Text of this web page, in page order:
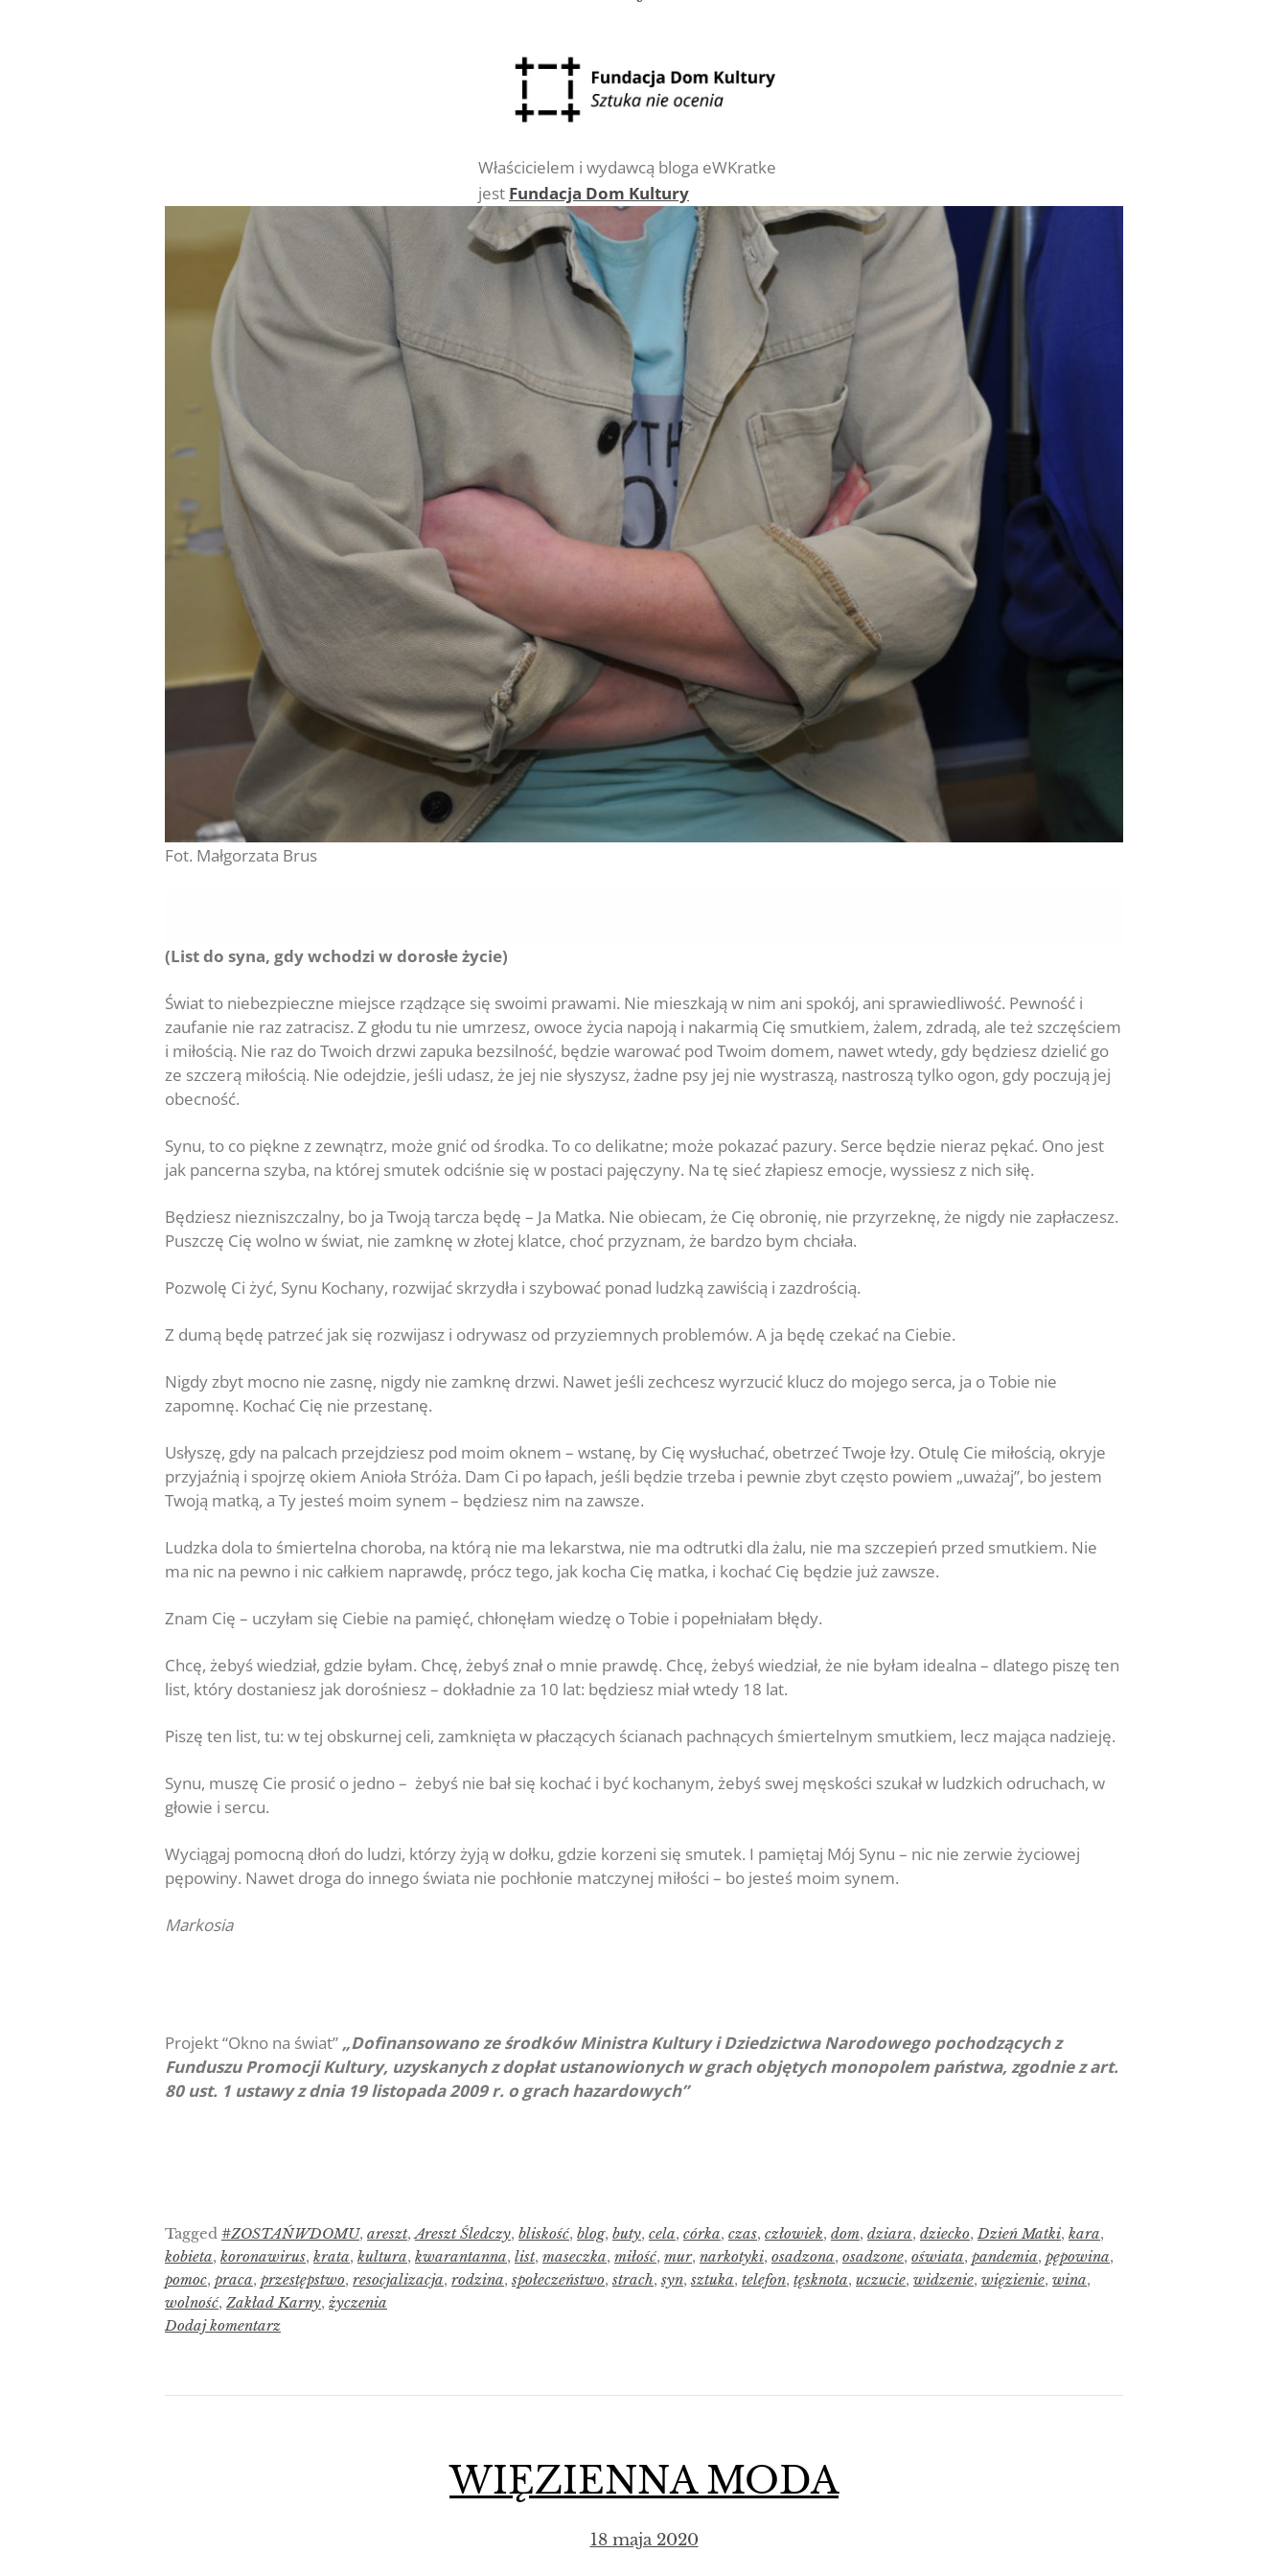
Właścicielem i wydawcą bloga eWKratke
jest Fundacja Dom Kultury
Fot. Małgorzata Brus
(List do syna, gdy wchodzi w dorosłe życie)
Świat to niebezpieczne miejsce rządzące się swoimi prawami. Nie mieszkają w nim ani spokój, ani sprawiedliwość. Pewność i
zaufanie nie raz zatracisz. Z głodu tu nie umrzesz, owoce życia napoją i nakarmią Cię smutkiem, żalem, zdradą, ale też szczęściem
i miłością. Nie raz do Twoich drzwi zapuka bezsilność, będzie warować pod Twoim domem, nawet wtedy, gdy będziesz dzielić go
ze szczerą miłością. Nie odejdzie, jeśli udasz, że jej nie słyszysz, żadne psy jej nie wystraszą, nastroszą tylko ogon, gdy poczują jej
obecność.
Synu, to co piękne z zewnątrz, może gnić od środka. To co delikatne; może pokazać pazury. Serce będzie nieraz pękać. Ono jest
jak pancerna szyba, na której smutek odciśnie się w postaci pajęczyny. Na tę sieć złapiesz emocje, wyssiesz z nich siłę.
Będziesz niezniszczalny, bo ja Twoją tarcza będę – Ja Matka. Nie obiecam, że Cię obronię, nie przyrzeknę, że nigdy nie zapłaczesz.
Puszczę Cię wolno w świat, nie zamknę w złotej klatce, choć przyznam, że bardzo bym chciała.
Pozwolę Ci żyć, Synu Kochany, rozwijać skrzydła i szybować ponad ludzką zawiścią i zazdrością.
Z dumą będę patrzeć jak się rozwijasz i odrywasz od przyziemnych problemów. A ja będę czekać na Ciebie.
Nigdy zbyt mocno nie zasnę, nigdy nie zamknę drzwi. Nawet jeśli zechcesz wyrzucić klucz do mojego serca, ja o Tobie nie
zapomnę. Kochać Cię nie przestanę.
Usłyszę, gdy na palcach przejdziesz pod moim oknem – wstanę, by Cię wysłuchać, obetrzeć Twoje łzy. Otulę Cie miłością, okryje
przyjaźnią i spojrzę okiem Anioła Stróża. Dam Ci po łapach, jeśli będzie trzeba i pewnie zbyt często powiem „uważaj”, bo jestem
Twoją matką, a Ty jesteś moim synem – będziesz nim na zawsze.
Ludzka dola to śmiertelna choroba, na którą nie ma lekarstwa, nie ma odtrutki dla żalu, nie ma szczepień przed smutkiem. Nie
ma nic na pewno i nic całkiem naprawdę, prócz tego, jak kocha Cię matka, i kochać Cię będzie już zawsze.
Znam Cię – uczyłam się Ciebie na pamięć, chłonęłam wiedzę o Tobie i popełniałam błędy.
Chcę, żebyś wiedział, gdzie byłam. Chcę, żebyś znał o mnie prawdę. Chcę, żebyś wiedział, że nie byłam idealna – dlatego piszę ten
list, który dostaniesz jak dorośniesz – dokładnie za 10 lat: będziesz miał wtedy 18 lat.
Piszę ten list, tu: w tej obskurnej celi, zamknięta w płaczących ścianach pachnących śmiertelnym smutkiem, lecz mająca nadzieję.
Synu, muszę Cie prosić o jedno – żebyś nie bał się kochać i być kochanym, żebyś swej męskości szukał w ludzkich odruchach, w
głowie i sercu.
Wyciągaj pomocną dłoń do ludzi, którzy żyją w dołku, gdzie korzeni się smutek. I pamiętaj Mój Synu – nic nie zerwie życiowej
pępowiny. Nawet droga do innego świata nie pochłonie matczynej miłości – bo jesteś moim synem.
Markosia
Projekt “Okno na świat” „Dofinansowano ze środków Ministra Kultury i Dziedzictwa Narodowego pochodzących z
Funduszu Promocji Kultury, uzyskanych z dopłat ustanowionych w grach objętych monopolem państwa, zgodnie z art.
80 ust. 1 ustawy z dnia 19 listopada 2009 r. o grach hazardowych”
Tagged #ZOSTAŃWDOMU, areszt, Areszt Śledczy, bliskość, blog, buty, cela, córka, czas, człowiek, dom, dziara, dziecko, Dzień Matki, kara,
kobieta, koronawirus, krata, kultura, kwarantanna, list, maseczka, miłość, mur, narkotyki, osadzona, osadzone, oświata, pandemia, pępowina,
pomoc, praca, przestępstwo, resocjalizacja, rodzina, społeczeństwo, strach, syn, sztuka, telefon, tęsknota, uczucie, widzenie, więzienie, wina,
wolność, Zakład Karny, życzenia
Dodaj komentarz
WIĘZIENNA MODA
18 maja 2020